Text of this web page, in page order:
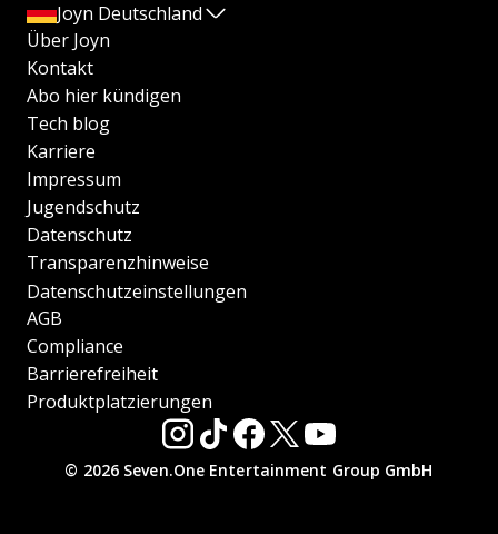
Joyn Deutschland
Über Joyn
Kontakt
Abo hier kündigen
Tech blog
Karriere
Impressum
Jugendschutz
Datenschutz
Transparenzhinweise
Datenschutzeinstellungen
AGB
Compliance
Barrierefreiheit
Produktplatzierungen
© 2026 Seven.One Entertainment Group GmbH